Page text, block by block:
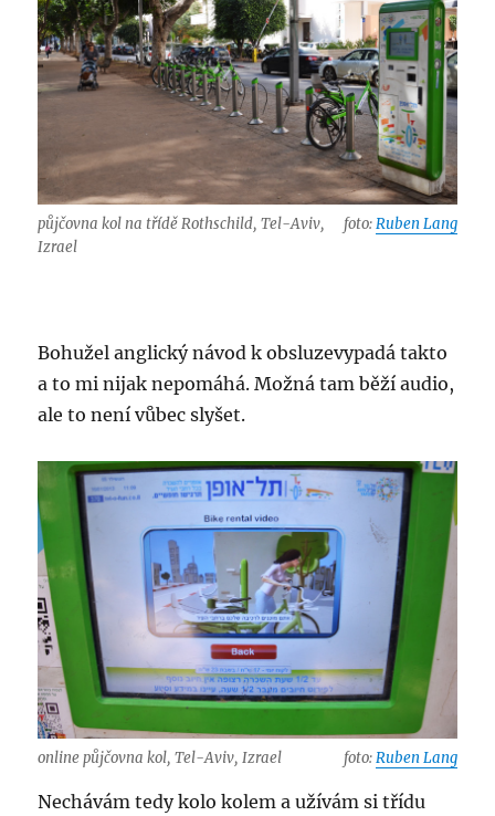
půjčovna kol na třídě Rothschild, Tel-Aviv,
Izrael
foto:Ruben Lang
Bohužel anglický návod k obsluzevypadá takto
a to mi nijak nepomáhá. Možná tam běží audio,
ale to není vůbec slyšet.
online půjčovna kol, Tel-Aviv, Izrael foto:Ruben Lang
Nechávám tedy kolo kolem a užívám si třídu